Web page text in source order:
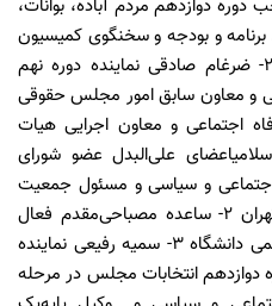
دوازدهم مردم آباده، بوانات،
و بودجه و سخنگوی کمیسیون
تلفیق در مجلس شورای اسلامی۲۷- ضرغام صادقی نماینده دوره نهم
و معاون سابق امور مجلس حقوقی
اجتماعی و معاون اجرایی هیات
علی‌البدل عضو شورای
اجتماعی و سیاسی و مسئول جمعیت
گفتمان انقلاب اسلامی در استان تهران ۲- ساعده مصباحی‌مقدم فعال
اجتماعی و سیاسی و عضو هیات علمی دانشگاه ۳- سمیه رفیعی نماینده
دوازدهم انتخابات مجلس در مرحله